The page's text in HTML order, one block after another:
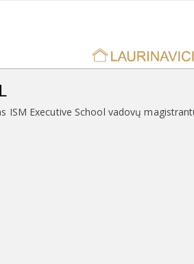
ISM Executive School vadovų